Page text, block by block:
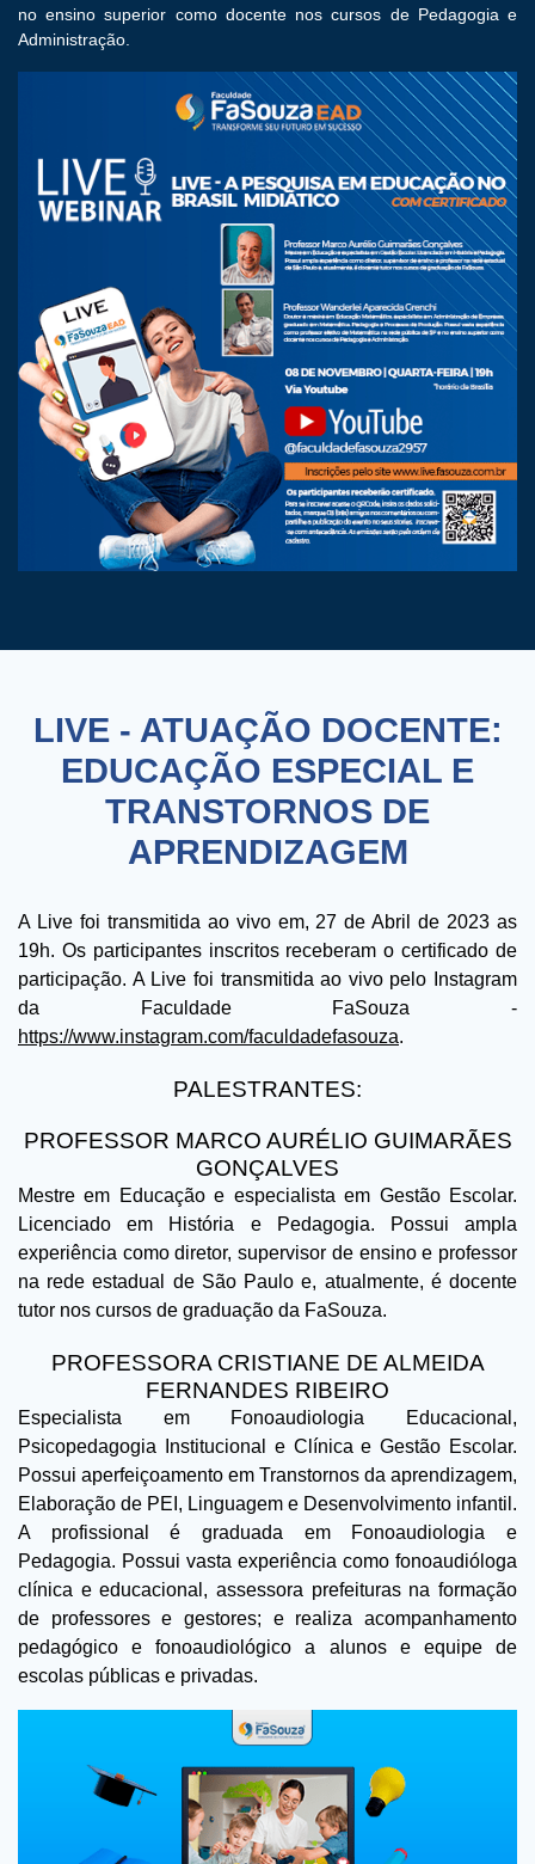
no ensino superior como docente nos cursos de Pedagogia e
Administração.
LIVE - ATUAÇÃO DOCENTE:
EDUCAÇÃO ESPECIAL E
TRANSTORNOS DE
APRENDIZAGEM
A Live foi transmitida ao vivo em, 27 de Abril de 2023 as
19h. Os participantes inscritos receberam o certificado de
participação. A Live foi transmitida ao vivo pelo Instagram
da Faculdade FaSouza -
https://www.instagram.com/faculdadefasouza.
PALESTRANTES:
PROFESSOR MARCO AURÉLIO GUIMARÃES
GONÇALVES
Mestre em Educação e especialista em Gestão Escolar.
Licenciado em História e Pedagogia. Possui ampla
experiência como diretor, supervisor de ensino e professor
na rede estadual de São Paulo e, atualmente, é docente
tutor nos cursos de graduação da FaSouza.
PROFESSORA CRISTIANE DE ALMEIDA
FERNANDES RIBEIRO
Especialista em Fonoaudiologia Educacional,
Psicopedagogia Institucional e Clínica e Gestão Escolar.
Possui aperfeiçoamento em Transtornos da aprendizagem,
Elaboração de PEI, Linguagem e Desenvolvimento infantil.
A profissional é graduada em Fonoaudiologia e
Pedagogia. Possui vasta experiência como fonoaudióloga
clínica e educacional, assessora prefeituras na formação
de professores e gestores; e realiza acompanhamento
pedagógico e fonoaudiológico a alunos e equipe de
escolas públicas e privadas.